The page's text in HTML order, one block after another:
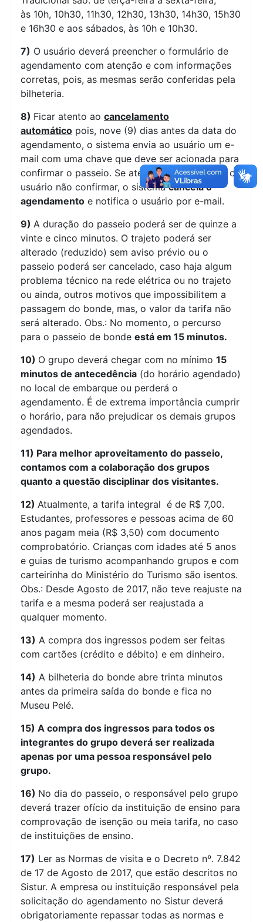
às 10h, 10h30, 11h30, 12h30, 13h30, 14h30, 15h30
e 16h30 e aos sábados, às 10h e 10h30.
7) O usuário deverá preencher o formulário de
agendamento com atenção e com informações
corretas, pois, as mesmas serão conferidas pela
bilheteria.
8) Ficar atento ao cancelamento
automático pois, nove (9) dias antes da data do
agendamento, o sistema envia ao usuário um e-
mail com uma chave que deve ser acionada para
confirmar o passeio. Se até três (3) dias antes o
usuário não confirmar, o sistemacancela o
agendamento e notifica o usuário por e-mail.
9) A duração do passeio poderá ser de quinze a
vinte e cinco minutos. O trajeto poderá ser
alterado (reduzido) sem aviso prévio ou o
passeio poderá ser cancelado, caso haja algum
problema técnico na rede elétrica ou no trajeto
ou ainda, outros motivos que impossibilitem a
passagem do bonde, mas, o valor da tarifa não
será alterado. Obs.: No momento, o percurso
para o passeio de bonde está em 15 minutos.
10) O grupo deverá chegar com no mínimo 15
minutos de antecedência (do horário agendado)
no local de embarque ou perderá o
agendamento. É de extrema importância cumprir
o horário, para não prejudicar os demais grupos
agendados.
11) Para melhor aproveitamento do passeio,
contamos com a colaboração dos grupos
quanto a questão disciplinar dos visitantes.
12) Atualmente, a tarifa integral é de R$ 7,00.
Estudantes, professores e pessoas acima de 60
anos pagam meia (R$ 3,50) com documento
comprobatório. Crianças com idades até 5 anos
e guias de turismo acompanhando grupos e com
carteirinha do Ministério do Turismo são isentos.
Obs.: Desde Agosto de 2017, não teve reajuste na
tarifa e a mesma poderá ser reajustada a
qualquer momento.
13) A compra dos ingressos podem ser feitas
com cartões (crédito e débito) e em dinheiro.
14) A bilheteria do bonde abre trinta minutos
antes da primeira saída do bonde e fica no
Museu Pelé.
15) A compra dos ingressos para todos os
integrantes do grupo deverá ser realizada
apenas por uma pessoa responsável pelo
grupo.
16) No dia do passeio, o responsável pelo grupo
deverá trazer ofício da instituição de ensino para
comprovação de isenção ou meia tarifa, no caso
de instituições de ensino.
17) Ler as Normas de visita e o Decreto nº. 7.842
de 17 de Agosto de 2017, que estão descritos no
Sistur. A empresa ou instituição responsável pela
solicitação do agendamento no Sistur deverá
obrigatoriamente repassar todas as normas e